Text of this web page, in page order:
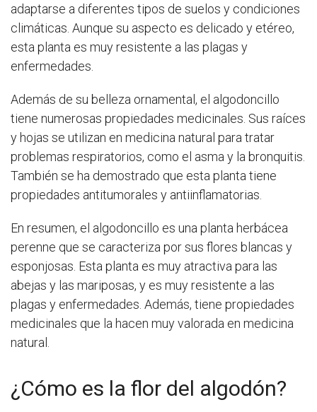
adaptarse a diferentes tipos de suelos y condiciones
climáticas. Aunque su aspecto es delicado y etéreo,
esta planta es muy resistente a las plagas y
enfermedades.
Además de su belleza ornamental, el algodoncillo
tiene numerosas propiedades medicinales. Sus raíces
y hojas se utilizan en medicina natural para tratar
problemas respiratorios, como el asma y la bronquitis.
También se ha demostrado que esta planta tiene
propiedades antitumorales y antiinflamatorias.
En resumen, el algodoncillo es una planta herbácea
perenne que se caracteriza por sus flores blancas y
esponjosas. Esta planta es muy atractiva para las
abejas y las mariposas, y es muy resistente a las
plagas y enfermedades. Además, tiene propiedades
medicinales que la hacen muy valorada en medicina
natural.
¿Cómo es la flor del algodón?